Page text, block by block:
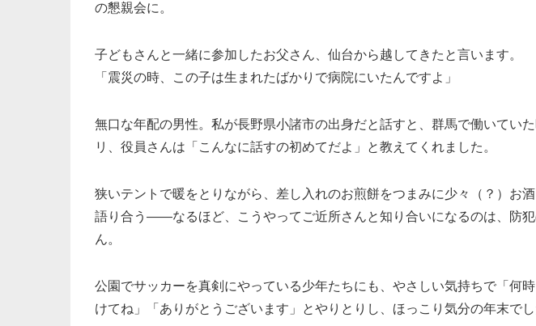
の懇親会に。
子どもさんと一緒に参加したお父さん、仙台から越してきたと言います。
「震災の時、この子は生まれたばかりで病院にいたんですよ」
無口な年配の男性。私が長野県小諸市の出身だと話すと、群馬で働いてい
リ、役員さんは「こんなに話すの初めてだよ」と教えてくれました。
狭いテントで暖をとりながら、差し入れのお煎餅をつまみに少々（？）お
語り合う――なるほど、こうやってご近所さんと知り合いになるのは、防
ん。
公園でサッカーを真剣にやっている少年たちにも、やさしい気持ちで「何
けてね」「ありがとうございます」とやりとりし、ほっこり気分の年末でし